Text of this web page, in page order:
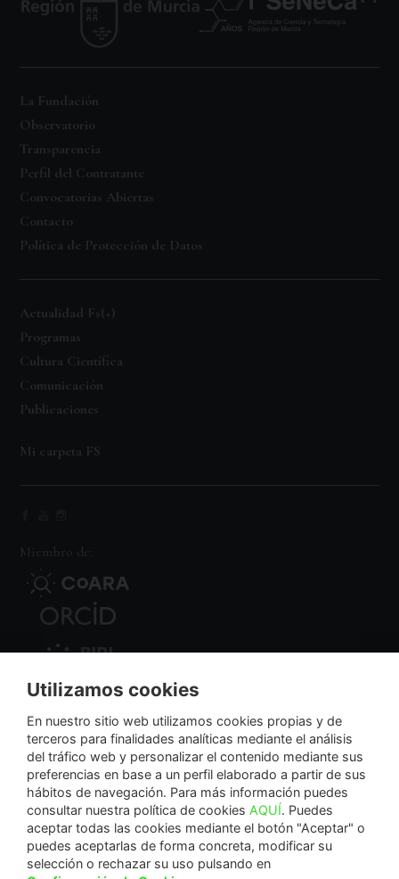
La Fundación
Observatorio
Transparencia
Perfil del Contratante
Convocatorias Abiertas
Contacto
Política de Protección de Datos
Actualidad Fs(+)
Programas
Cultura Científica
Comunicación
Publicaciones
Mi carpeta FS
Miembro de:
Nodo Regional
NextGenerationEU
La Fundación Séneca-Agencia de Ciencia y Tecnología de la Región de Murcia es una
entidad sin ánimo de lucro, bajo forma de fundación del sector público autonómico, inscrita
Utilizamos cookies
En nuestro sitio web utilizamos cookies propias y de
terceros para finalidades analíticas mediante el análisis
del tráfico web y personalizar el contenido mediante sus
preferencias en base a un perfil elaborado a partir de sus
hábitos de navegación. Para más información puedes
consultar nuestra política de cookies AQUÍ. Puedes
aceptar todas las cookies mediante el botón "Aceptar" o
puedes aceptarlas de forma concreta, modificar su
selección o rechazar su uso pulsando en